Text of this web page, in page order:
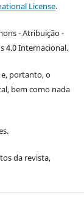
License.
- Atribuição -
4.0 Internacional.
portanto, o
bem como nada
da revista,